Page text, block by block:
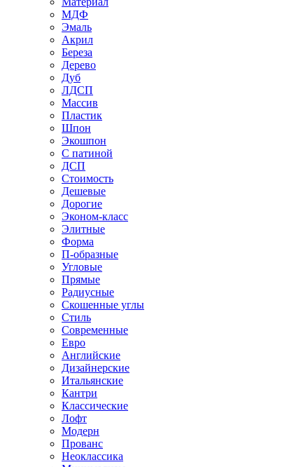
МДФ
Эмаль
Акрил
Береза
Дерево
Дуб
ЛДСП
Массив
Пластик
Шпон
Экошпон
С патиной
ДСП
Стоимость
Дешевые
Дорогие
Эконом-класс
Элитные
Форма
П-образные
Угловые
Прямые
Радиусные
Скошенные углы
Стиль
Современные
Евро
Английские
Дизайнерские
Итальянские
Кантри
Классические
Лофт
Модерн
Прованс
Неоклассика